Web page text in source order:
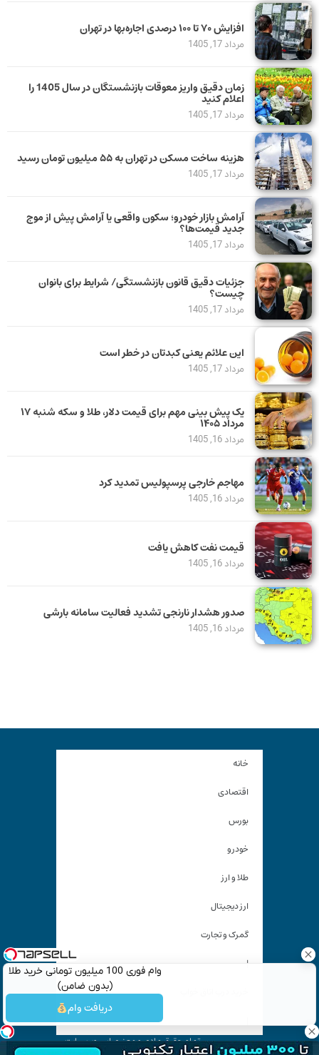
وام فوری 100 میلیون تومانی خرید طلا
(بدون ضامن)
دریافت وام
افزایش ۷۰ تا ۱۰۰ درصدی اجاره‌بها در تهران
مرداد 17, 1405
زمان دقیق واریز معوقات بازنشستگان در سال 1405 را
اعلام کنید
مرداد 17, 1405
هزینه ساخت مسکن در تهران به ۵۵ میلیون تومان رسید
مرداد 17, 1405
آرامش بازار خودرو؛ سکون واقعی یا آرامش پیش از موج
جدید قیمت‌ها؟
مرداد 17, 1405
جزئیات دقیق قانون بازنشستگی/ شرایط برای بانوان
چیست؟
مرداد 17, 1405
این علائم یعنی کبدتان در خطر است
مرداد 17, 1405
یک پیش ‌بینی مهم برای قیمت دلار، طلا و سکه شنبه ۱۷
مرداد ۱۴۰۵
مرداد 16, 1405
مهاجم خارجی پرسپولیس تمدید کرد
مرداد 16, 1405
قیمت نفت کاهش یافت
مرداد 16, 1405
صدور هشدار نارنجی تشدید فعالیت سامانه بارشی
مرداد 16, 1405
خانه
اقتصادی
بورس
خودرو
طلا و ارز
ارز دیجیتال
گمرک و تجارت
|
تمام حقوق مادی و معنوی این وب سایت